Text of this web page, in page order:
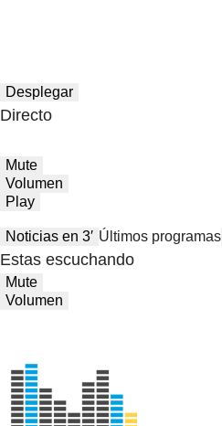
Desplegar
Directo
Mute
Volumen
Play
Noticias en 3′ Últimos programas
Estas escuchando
Mute
Volumen